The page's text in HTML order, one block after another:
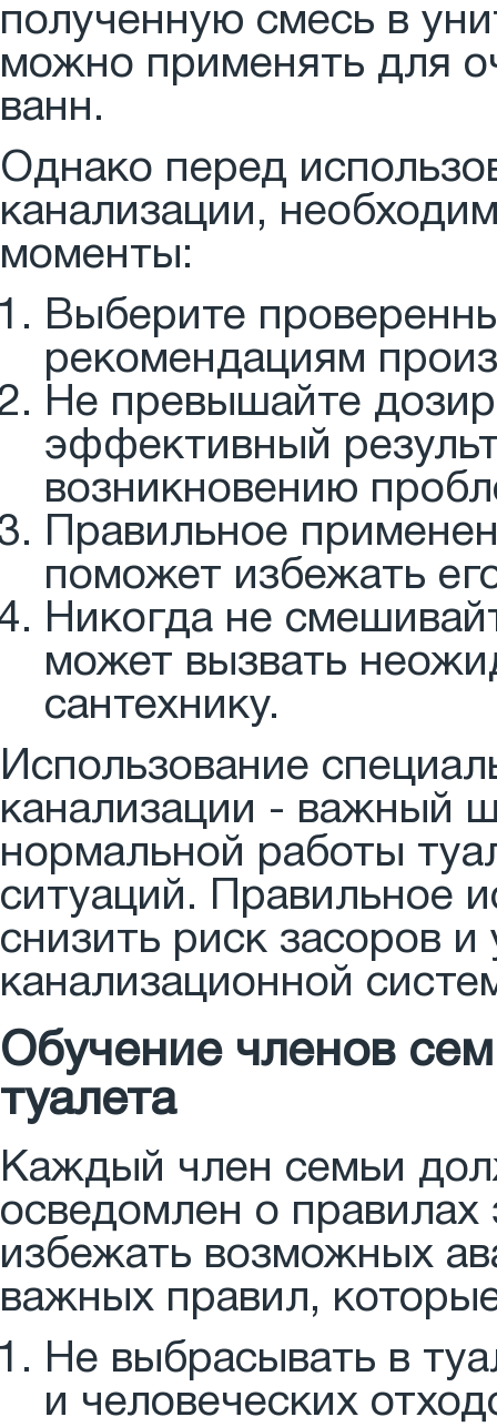
полученную смесь в
можно применять для
ванн.
Однако перед
канализации,
моменты:
Выберите
рекомендациям
Не превышайте
эффективный
возникновению
Правильное
поможет избежать
Никогда не
может вызвать
сантехнику.
Использование
канализации - важный
нормальной работы
ситуаций. Правильное
снизить риск засоров
канализационной
Обучение членов
туалета
Каждый член семьи
осведомлен о правилах
избежать возможных
важных правил,
Не выбрасывать в
и человеческих